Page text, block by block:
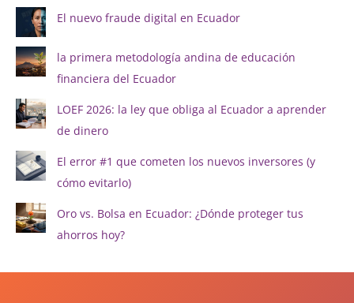
El nuevo fraude digital en Ecuador
la primera metodología andina de educación
financiera del Ecuador
LOEF 2026: la ley que obliga al Ecuador a aprender
de dinero
El error #1 que cometen los nuevos inversores (y
cómo evitarlo)
Oro vs. Bolsa en Ecuador: ¿Dónde proteger tus
ahorros hoy?